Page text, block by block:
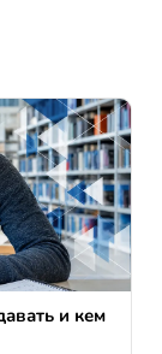
и кем